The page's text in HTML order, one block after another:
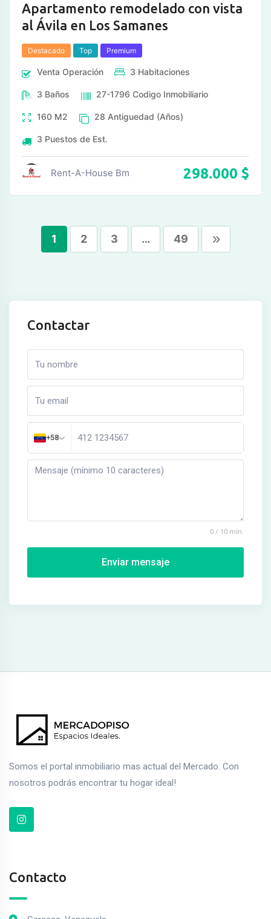
Apartamento remodelado con vista
al Ávila en Los Samanes
Destacado Top Premium
Venta Operación 3 Habitaciones
3 Baños 27-1796 Codigo Inmobiliario
160 M2 28 Antiguedad (Años)
3 Puestos de Est.
Rent-A-House Bm 298.000 $
1 2 3 … 49
Contactar
+58
0 / 10 mín.
Enviar mensaje
Somos el portal inmobiliario mas actual del Mercado. Con
nosotros podrás encontrar tu hogar ideal!
Contacto